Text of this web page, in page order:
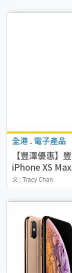
全港 . 電子產品
【豐澤優惠】
iPhone XS
文 : Tracy Chan